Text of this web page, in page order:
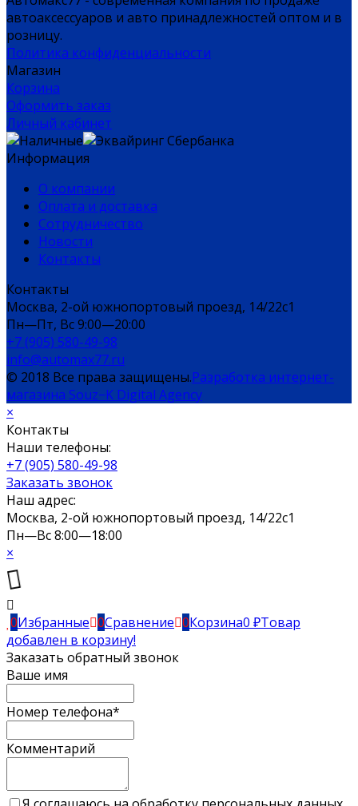
автоаксессуаров и авто принадлежностей оптом и в
розницу.
Политика конфиденциальности
Магазин
Корзина
Оформить заказ
Личный кабинет
Информация
О компании
Оплата и доставка
Сотрудничество
Новости
Контакты
Контакты
Москва, 2-ой южнопортовый проезд, 14/22c1
Пн—Пт, Вс 9:00—20:00
+7 (905) 580-49-98
info@automax77.ru
© 2018 Все права защищены.Разработка интернет-
магазина Souz−K Digital Agency
×
Контакты
Наши телефоны:
+7 (905) 580-49-98
Заказать звонок
Наш адрес:
Москва, 2-ой южнопортовый проезд, 14/22c1
Пн—Вс 8:00—18:00
×
0Избранные 0Сравнение 0Корзина0 ₽Товар
добавлен в корзину!
Заказать обратный звонок
Ваше имя
Номер телефона*
Комментарий